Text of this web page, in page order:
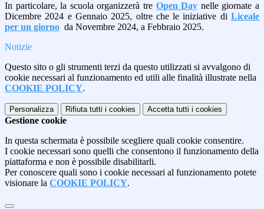
In particolare, la scuola organizzerà tre Open Day nelle giornate a
Dicembre 2024 e Gennaio 2025, oltre che le iniziative di Liceale
per un giorno da Novembre 2024, a Febbraio 2025.
Notizie
Questo sito o gli strumenti terzi da questo utilizzati si avvalgono di
cookie necessari al funzionamento ed utili alle finalità illustrate nella
COOKIE POLICY.
Personalizza Rifiuta tutti i cookies Accetta tutti i cookies
Gestione cookie
In questa schermata è possibile scegliere quali cookie consentire.
I cookie necessari sono quelli che consentono il funzionamento della
piattaforma e non è possibile disabilitarli.
Per conoscere quali sono i cookie necessari al funzionamento potete
visionare la COOKIE POLICY.